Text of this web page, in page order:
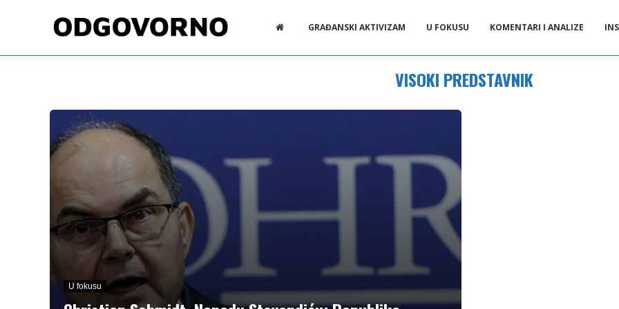
GRAĐANSKI AKTIVIZAM U FOKUSU KOMENTARI I ANALIZE
VISOKI PREDSTAVNIK
U fokusu